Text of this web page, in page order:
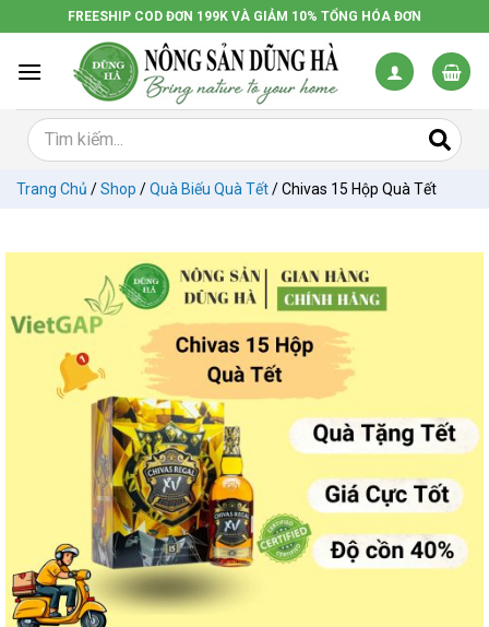
đến
dung
FREESHIP COD ĐƠN 199K VÀ GIẢM 10% TỔNG HÓA ĐƠN
Trang Chủ /Shop /Quà Biếu Quà Tết/Chivas 15 Hộp Quà Tết